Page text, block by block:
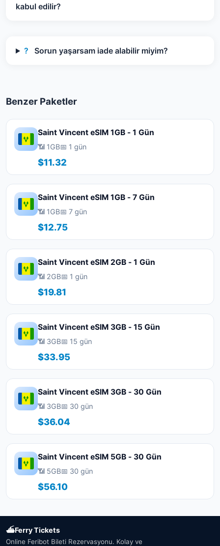
kabul edilir?
? Sorun yaşarsam iade alabilir miyim?
Benzer Paketler
Saint Vincent eSIM 1GB - 1 Gün
📶 1GB📅 1 gün
$11.32
Saint Vincent eSIM 1GB - 7 Gün
📶 1GB📅 7 gün
$12.75
Saint Vincent eSIM 2GB - 1 Gün
📶 2GB📅 1 gün
$19.81
Saint Vincent eSIM 3GB - 15 Gün
📶 3GB📅 15 gün
$33.95
Saint Vincent eSIM 3GB - 30 Gün
📶 3GB📅 30 gün
$36.04
Saint Vincent eSIM 5GB - 30 Gün
📶 5GB📅 30 gün
$56.10
⛴Ferry Tickets
Online Feribot Bileti Rezervasyonu. Kolay ve